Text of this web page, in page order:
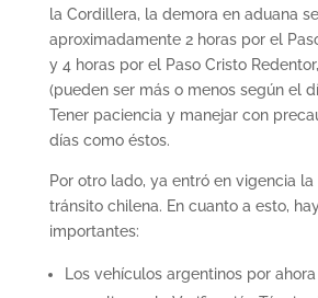
la Cordillera, la demora en aduana
aproximadamente 2 horas por el
y 4 horas por el Paso Cristo
(pueden ser más o menos según el
Tener paciencia y manejar con
días como éstos.
Por otro lado, ya entró en vigencia
tránsito chilena. En cuanto a esto,
importantes:
Los vehículos argentinos por